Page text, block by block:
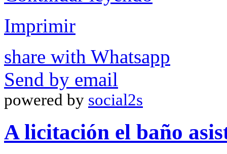
Imprimir
share with Whatsapp
Send by email
powered by social2s
A licitación el baño